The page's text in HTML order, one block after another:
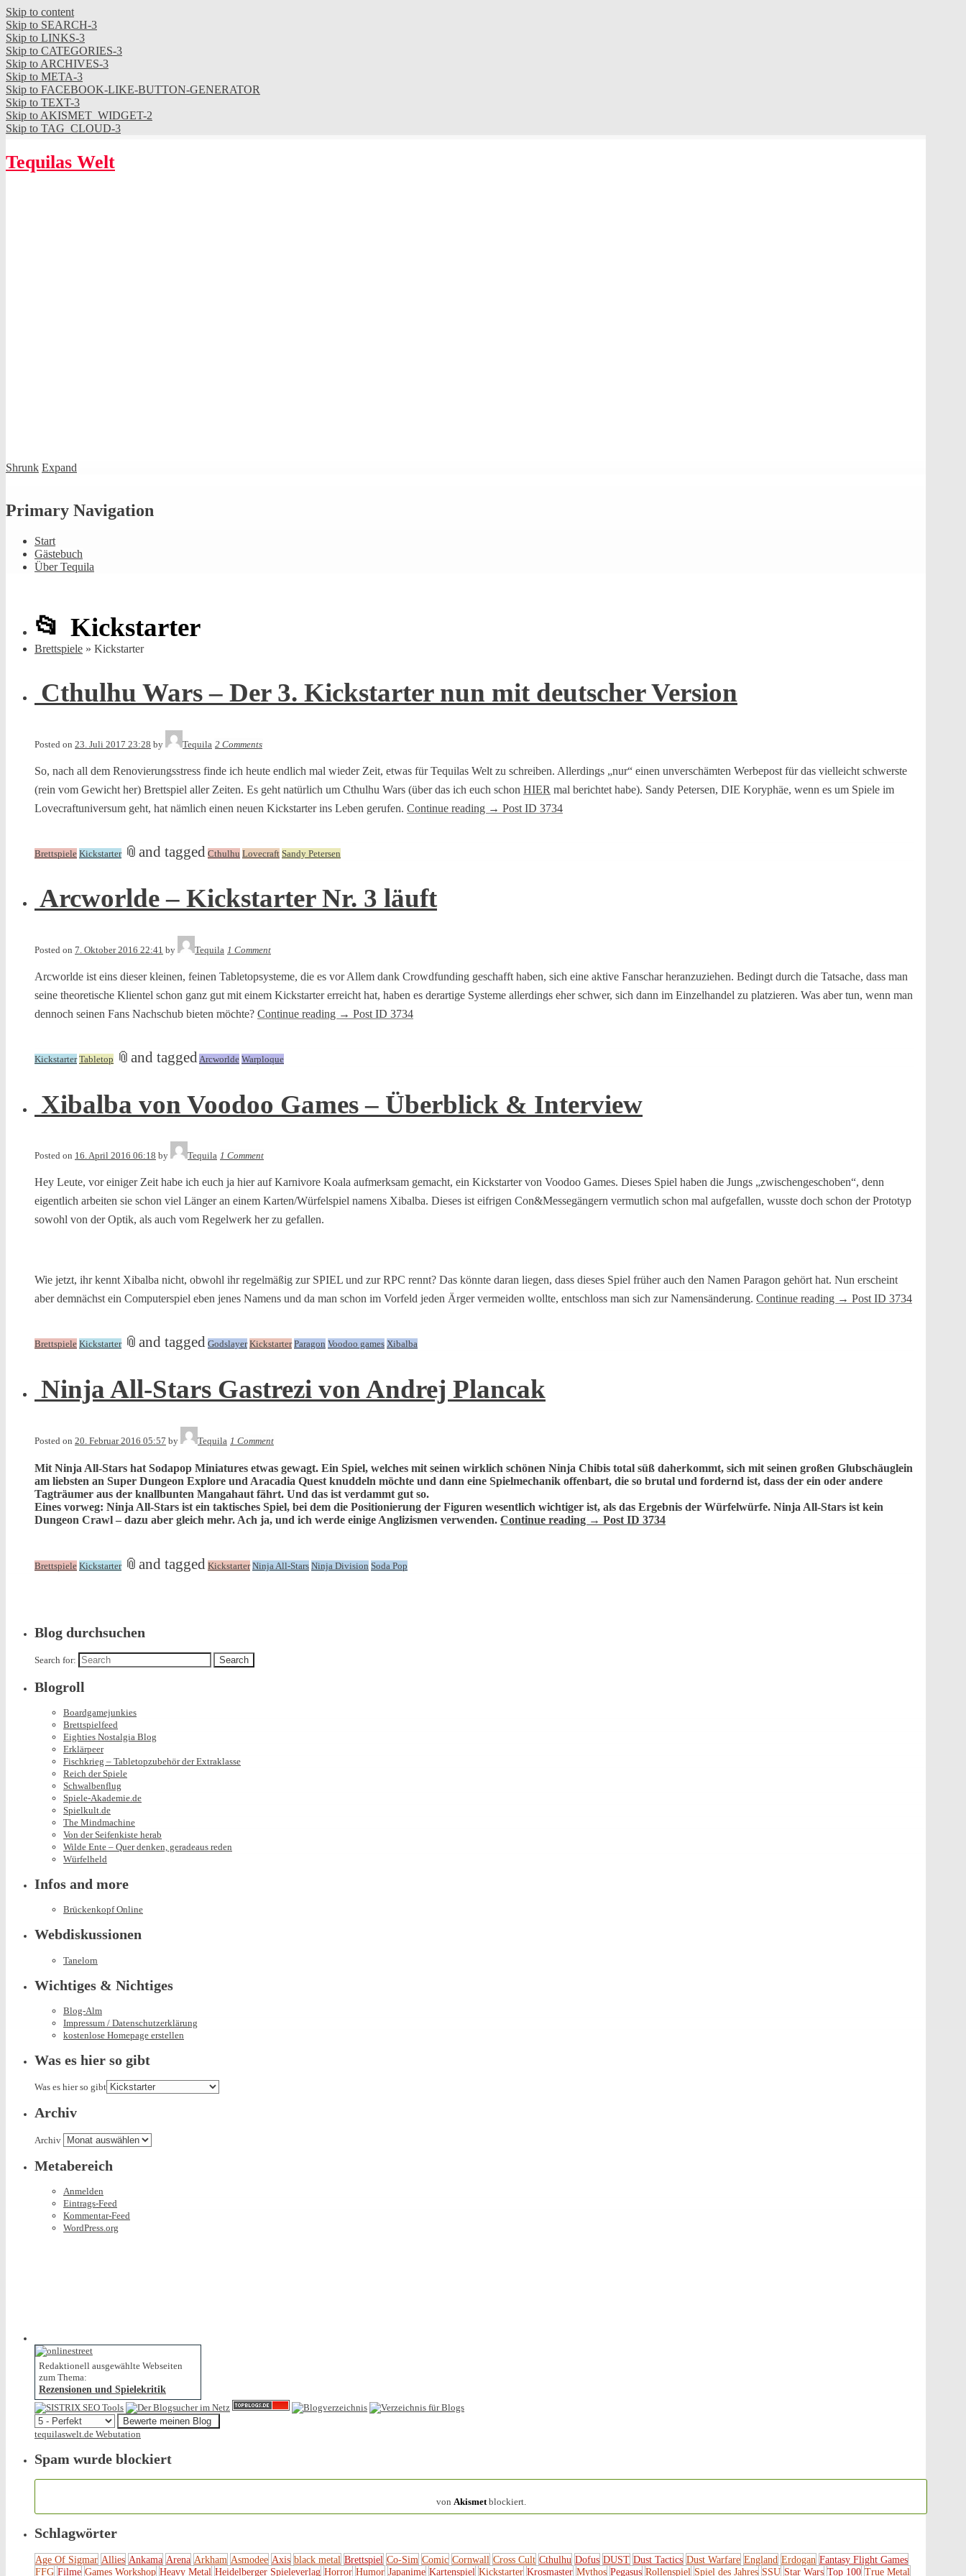
Skip to content
Skip to SEARCH-3
Skip to LINKS-3
Skip to CATEGORIES-3
Skip to ARCHIVES-3
Skip to META-3
Skip to FACEBOOK-LIKE-BUTTON-GENERATOR
Skip to TEXT-3
Skip to AKISMET_WIDGET-2
Skip to TAG_CLOUD-3
Tequilas Welt
Shrunk Expand
Primary Navigation
Start
Gästebuch
Über Tequila
Kickstarter
Brettspiele » Kickstarter
Cthulhu Wars – Der 3. Kickstarter nun mit deutscher Version
Posted on 23. Juli 2017 23:28 by Tequila 2 Comments
So, nach all dem Renovierungsstress finde ich heute endlich mal wieder Zeit, etwas für Tequilas Welt zu schreiben. Allerdings „nur“ einen unverschämten Werbepost für das vielleicht schwerste
(rein vom Gewicht her) Brettspiel aller Zeiten. Es geht natürlich um Cthulhu Wars (über das ich euch schon HIER mal berichtet habe). Sandy Petersen, DIE Koryphäe, wenn es um Spiele im
Lovecraftuniversum geht, hat nämlich einen neuen Kickstarter ins Leben gerufen. Continue reading → Post ID 3734
Brettspiele Kickstarter 📎 and tagged Cthulhu Lovecraft Sandy Petersen
Arcworlde – Kickstarter Nr. 3 läuft
Posted on 7. Oktober 2016 22:41 by Tequila 1 Comment
Arcworlde ist eins dieser kleinen, feinen Tabletopsysteme, die es vor Allem dank Crowdfunding geschafft haben, sich eine aktive Fanschar heranzuziehen. Bedingt durch die Tatsache, dass man
seine theoretische Klientel schon ganz gut mit einem Kickstarter erreicht hat, haben es derartige Systeme allerdings eher schwer, sich dann im Einzelhandel zu platzieren. Was aber tun, wenn man
dennoch seinen Fans Nachschub bieten möchte? Continue reading → Post ID 3734
Kickstarter Tabletop 📎 and tagged Arcworlde Warploque
Xibalba von Voodoo Games – Überblick & Interview
Posted on 16. April 2016 06:18 by Tequila 1 Comment
Hey Leute, vor einiger Zeit habe ich euch ja hier auf Karnivore Koala aufmerksam gemacht, ein Kickstarter von Voodoo Games. Dieses Spiel haben die Jungs „zwischengeschoben“, denn
eigentlich arbeiten sie schon viel Länger an einem Karten/Würfelspiel namens Xibalba. Dieses ist eifrigen Con&Messegängern vermutlich schon mal aufgefallen, wusste doch schon der Prototyp
sowohl von der Optik, als auch vom Regelwerk her zu gefallen.
Wie jetzt, ihr kennt Xibalba nicht, obwohl ihr regelmäßig zur SPIEL und zur RPC rennt? Das könnte daran liegen, dass dieses Spiel früher auch den Namen Paragon gehört hat. Nun erscheint
aber demnächst ein Computerspiel eben jenes Namens und da man schon im Vorfeld jeden Ärger vermeiden wollte, entschloss man sich zur Namensänderung. Continue reading → Post ID 3734
Brettspiele Kickstarter 📎 and tagged Godslayer Kickstarter Paragon Voodoo games Xibalba
Ninja All-Stars Gastrezi von Andrej Plancak
Posted on 20. Februar 2016 05:57 by Tequila 1 Comment
Mit Ninja All-Stars hat Sodapop Miniatures etwas gewagt. Ein Spiel, welches mit seinen wirklich schönen Ninja Chibis total süß daherkommt, sich mit seinen großen Glubschäuglein
am liebsten an Super Dungeon Explore und Aracadia Quest knuddeln möchte und dann eine Spielmechanik offenbart, die so brutal und fordernd ist, dass der ein oder andere
Tagträumer aus der knallbunten Mangahaut fährt. Und das ist verdammt gut so.
Eines vorweg: Ninja All-Stars ist ein taktisches Spiel, bei dem die Positionierung der Figuren wesentlich wichtiger ist, als das Ergebnis der Würfelwürfe. Ninja All-Stars ist kein
Dungeon Crawl – dazu aber gleich mehr. Ach ja, und ich werde einige Anglizismen verwenden. Continue reading → Post ID 3734
Brettspiele Kickstarter 📎 and tagged Kickstarter Ninja All-Stars Ninja Division Soda Pop
Blog durchsuchen
Search for:
Blogroll
Boardgamejunkies
Brettspielfeed
Eighties Nostalgia Blog
Erklärpeer
Fischkrieg – Tabletopzubehör der Extraklasse
Reich der Spiele
Schwalbenflug
Spiele-Akademie.de
Spielkult.de
The Mindmachine
Von der Seifenkiste herab
Wilde Ente – Quer denken, geradeaus reden
Würfelheld
Infos and more
Brückenkopf Online
Webdiskussionen
Tanelorn
Wichtiges & Nichtiges
Blog-Alm
Impressum / Datenschutzerklärung
kostenlose Homepage erstellen
Was es hier so gibt
Was es hier so gibt
Archiv
Archiv
Metabereich
Anmelden
Eintrags-Feed
Kommentar-Feed
WordPress.org
Redaktionell ausgewählte Webseiten
zum Thema:
Rezensionen und Spielekritik
tequilaswelt.de Webutation
Spam wurde blockiert
von Akismetblockiert.
Schlagwörter
Age Of Sigmar Allies Ankama Arena Arkham Asmodee Axis black metal Brettspiel Co-Sim Comic Cornwall Cross Cult Cthulhu Dofus DUST Dust Tactics Dust Warfare England Erdogan Fantasy Flight Games
FFG Filme Games Workshop Heavy Metal Heidelberger Spieleverlag Horror Humor Japanime Kartenspiel Kickstarter Krosmaster Mythos Pegasus Rollenspiel Spiel des Jahres SSU Star Wars Top 100 True Metal